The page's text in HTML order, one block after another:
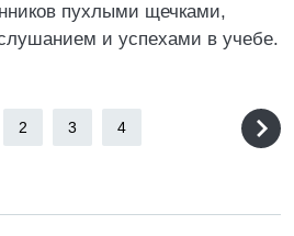
пухлыми щечками,
и успехами в учебе.
2 3 4